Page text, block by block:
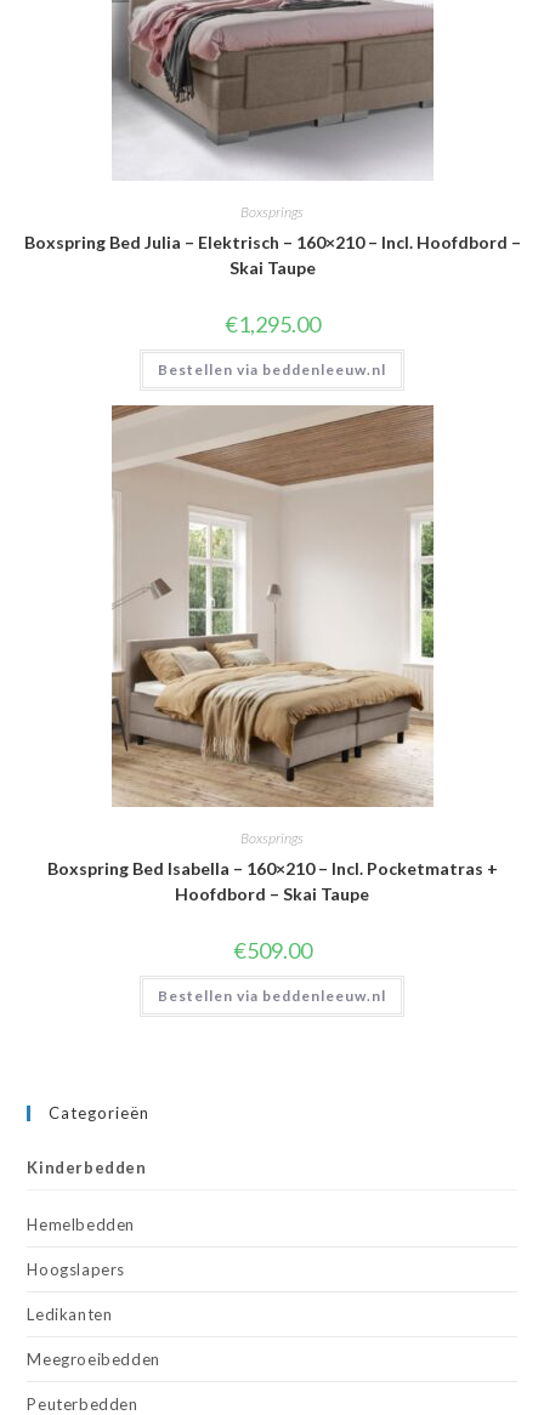
Boxsprings
Boxspring Bed Julia – Elektrisch – 160×210 – Incl. Hoofdbord –
Skai Taupe
€1,295.00
Bestellen via beddenleeuw.nl
Boxsprings
Boxspring Bed Isabella – 160×210 – Incl. Pocketmatras +
Hoofdbord – Skai Taupe
€509.00
Bestellen via beddenleeuw.nl
Categorieën
Kinderbedden
Hemelbedden
Hoogslapers
Ledikanten
Meegroeibedden
Peuterbedden